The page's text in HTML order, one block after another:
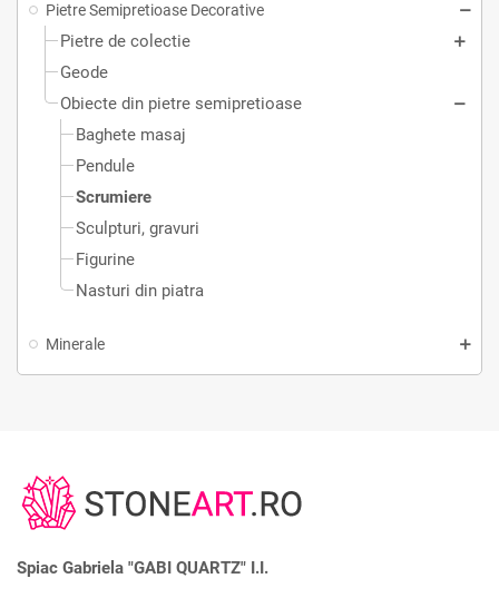
Pietre Semipretioase Decorative
Pietre de colectie
Geode
Obiecte din pietre semipretioase
Baghete masaj
Pendule
Scrumiere
Sculpturi, gravuri
Figurine
Nasturi din piatra
Minerale
Spiac Gabriela "GABI QUARTZ" I.I.